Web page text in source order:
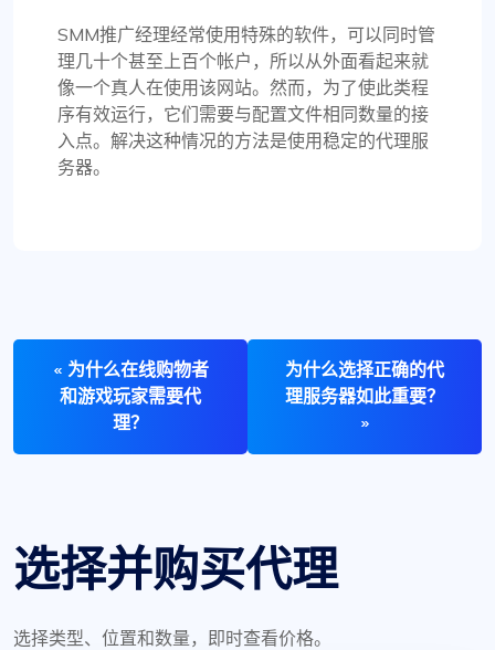
SMM推广经理经常使用特殊的软件，可以同时管
理几十个甚至上百个帐户，所以从外面看起来就
像一个真人在使用该网站。然而，为了使此类程
序有效运行，它们需要与配置文件相同数量的接
入点。解决这种情况的方法是使用稳定的代理服
务器。
« 为什么在线购物者
和游戏玩家需要代
理？
为什么选择正确的代
理服务器如此重要？
»
选择并购买代理
选择类型、位置和数量，即时查看价格。